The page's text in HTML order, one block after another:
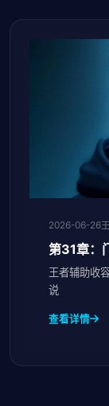
2026-06-26
第31章：
王者辅助收
说
查看详情